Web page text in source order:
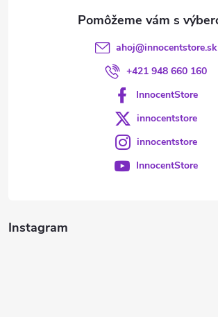
Instagram
ahoj@innocentstore.sk
+421 948 660 160
InnocentStore
innocentstore
innocentstore
InnocentStore